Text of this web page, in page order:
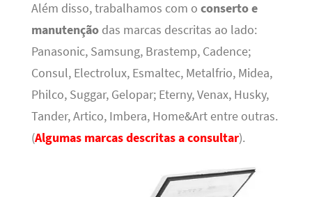
Além disso, trabalhamos com o conserto e
manutençãodas marcas descritas ao lado:
Panasonic, Samsung, Brastemp, Cadence;
Consul, Electrolux, Esmaltec, Metalfrio, Midea,
Philco, Suggar, Gelopar; Eterny, Venax, Husky,
Tander, Artico, Imbera, Home&Art entre outras.
(Algumas marcas descritas a consultar).